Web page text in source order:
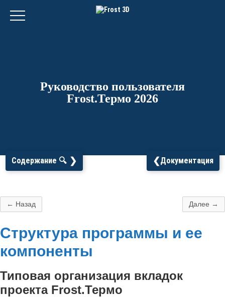
Руководство пользователя
Frost.Термо 2026
← Назад Далее →
Структура программы и ее
компоненты
Типовая организация вкладок
проекта Frost.Термо
❮Документация
Содержание 🔍 ❯